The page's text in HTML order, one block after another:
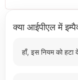
क्या आईपीएल में
हाँ, इस नियम को हटा